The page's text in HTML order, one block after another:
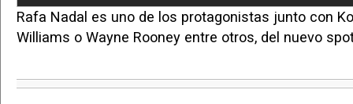
Rafa Nadal es uno de los protagonistas junto con
Williams o Wayne Rooney entre otros, del nuevo